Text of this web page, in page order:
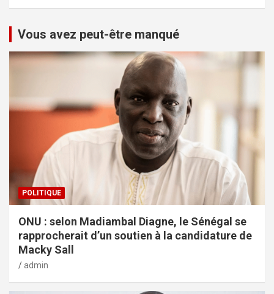
Vous avez peut-être manqué
POLITIQUE
ONU : selon Madiambal Diagne, le Sénégal se
rapprocherait d’un soutien à la candidature de
Macky Sall
admin